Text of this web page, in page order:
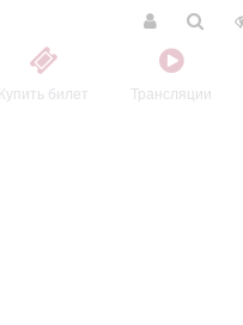
Купить билет Трансляции